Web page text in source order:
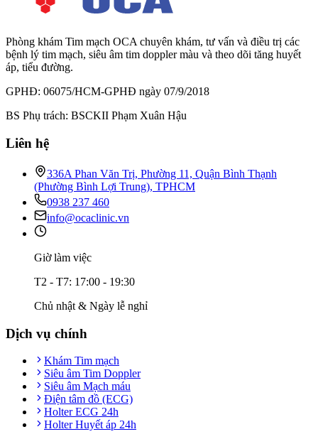
Phòng khám Tim mạch OCA chuyên khám, tư vấn và điều trị các
bệnh lý tim mạch, siêu âm tim doppler màu và theo dõi tăng huyết
áp, tiểu đường.
GPHĐ: 06075/HCM-GPHĐ ngày 07/9/2018
BS Phụ trách: BSCKII Phạm Xuân Hậu
Liên hệ
336A Phan Văn Trị, Phường 11, Quận Bình Thạnh
(Phường Bình Lợi Trung), TPHCM
0938 237 460
info@ocaclinic.vn
Giờ làm việc
T2 - T7: 17:00 - 19:30
Chủ nhật & Ngày lễ nghỉ
Dịch vụ chính
Khám Tim mạch
Siêu âm Tim Doppler
Siêu âm Mạch máu
Điện tâm đồ (ECG)
Holter ECG 24h
Holter Huyết áp 24h